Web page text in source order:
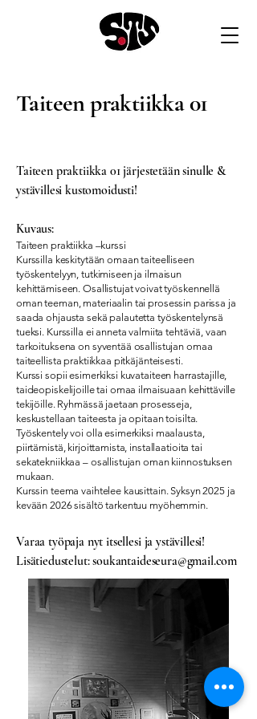
Taiteen praktiikka 01
Taiteen praktiikka 01 järjestetään sinulle &
ystävillesi kustomoidusti!
Kuvaus:
Taiteen praktiikka –kurssi
Kurssilla keskitytään omaan taiteelliseen
työskentelyyn, tutkimiseen ja ilmaisun
kehittämiseen. Osallistujat voivat työskennellä
oman teeman, materiaalin tai prosessin parissa ja
saada ohjausta sekä palautetta työskentelynsä
tueksi. Kurssilla ei anneta valmiita tehtäviä, vaan
tarkoituksena on syventää osallistujan omaa
taiteellista praktiikkaa pitkäjänteisesti.
Kurssi sopii esimerkiksi kuvataiteen harrastajille,
taideopiskelijoille tai omaa ilmaisuaan kehittäville
tekijöille. Ryhmässä jaetaan prosesseja,
keskustellaan taiteesta ja opitaan toisilta.
Työskentely voi olla esimerkiksi maalausta,
piirtämistä, kirjoittamista, installaatioita tai
sekatekniikkaa – osallistujan oman kiinnostuksen
mukaan.
Kurssin teema vaihtelee kausittain. Syksyn 2025 ja
kevään 2026 sisältö tarkentuu myöhemmin.
Varaa työpaja nyt itsellesi ja ystävillesi!
Lisätiedustelut:soukantaideseura@gmail.com